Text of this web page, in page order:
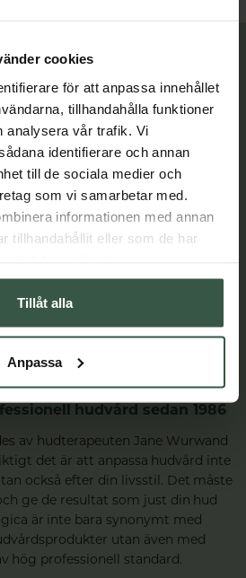
cookies
för att anpassa innehållet
tillhandahålla funktioner
analysera vår trafik. Vi
identifierare och annan
till de sociala medier och
som vi samarbetar med.
informationen med annan
tillhandahållit eller som de har
Tillåt alla
Anpassa
dig mer
hudvård sedan 1986
av hudterapeuten Jane Wurwand
det är att anpassa hudvård inte
också efter din livsstil. Det måste
ge de resultat som just din hud
är inte bara synonymt med
utan även med
hög professionell standard.